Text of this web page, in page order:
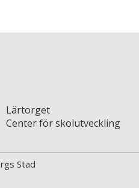
Lärtorget
Center för skolutveckling
Stad